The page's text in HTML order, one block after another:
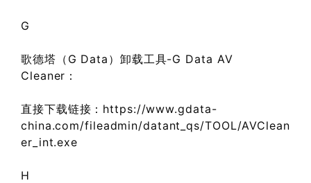
G
歌德塔（G Data）卸载工具-G Data AV
Cleaner：
直接下载链接：https://www.gdata-
china.com/fileadmin/datant_qs/TOOL/AVClean
er_int.exe
H